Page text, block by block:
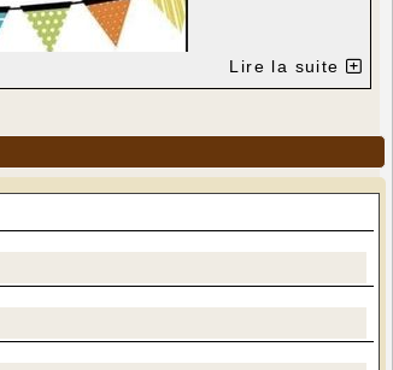
Lire la suite